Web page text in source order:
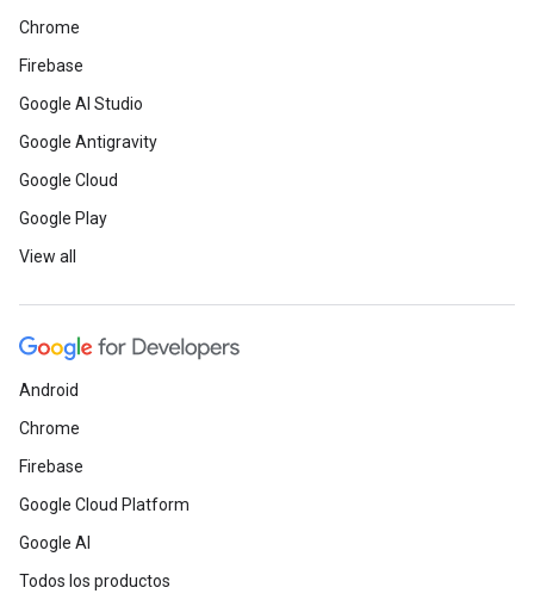
Chrome
Firebase
Google AI Studio
Google Antigravity
Google Cloud
Google Play
View all
Android
Chrome
Firebase
Google Cloud Platform
Google AI
Todos los productos